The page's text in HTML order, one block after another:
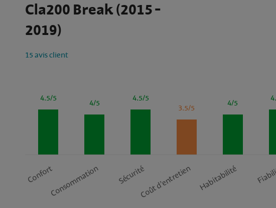
Cla200 Break (2015 -
2019)
15 avis client
4.5/5
Confort
4/5
Consommation
4.5/5
Sécurité
3.5/5
Coût d’entretien
4/5
Habitabilité